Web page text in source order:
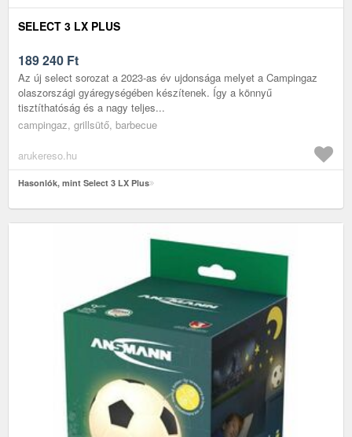
SELECT 3 LX PLUS
189 240 Ft
Az új select sorozat a 2023-as év ujdonsága melyet a Campingaz
olaszországi gyáregységében készítenek. Így a könnyű
tisztíthatóság és a nagy teljes...
campingaz, grillsütő, barbecue
arukereso.hu
Hasonlók, mint Select 3 LX Plus